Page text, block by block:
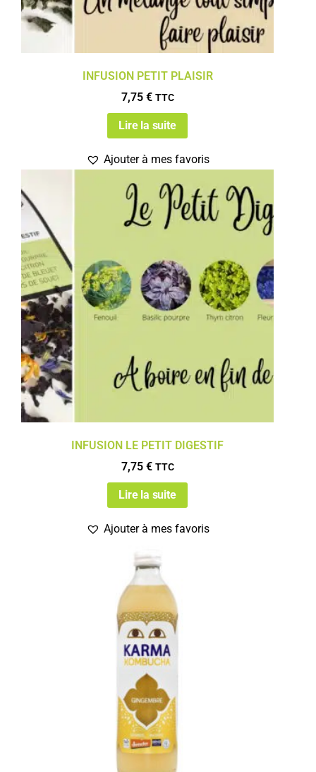
INFUSION PETIT PLAISIR
7,75 € TTC
Lire la suite
Ajouter à mes favoris
INFUSION LE PETIT DIGESTIF
7,75 € TTC
Lire la suite
Ajouter à mes favoris